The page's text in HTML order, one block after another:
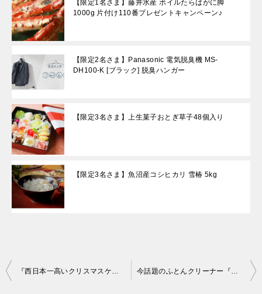
【限定1名さま】藤井水産 ボイルたらばがに脚
1000g 片付け110番プレゼントキャンペーン♪
【限定2名さま】Panasonic 電気脱臭機 MS-
DH100-K [ブラック] 脱臭ハンガー
【限定3名さま】上生菓子おとぎ草子48個入り
【限定3名さま】魚沼産コシヒカリ 雪椿 5kg
投